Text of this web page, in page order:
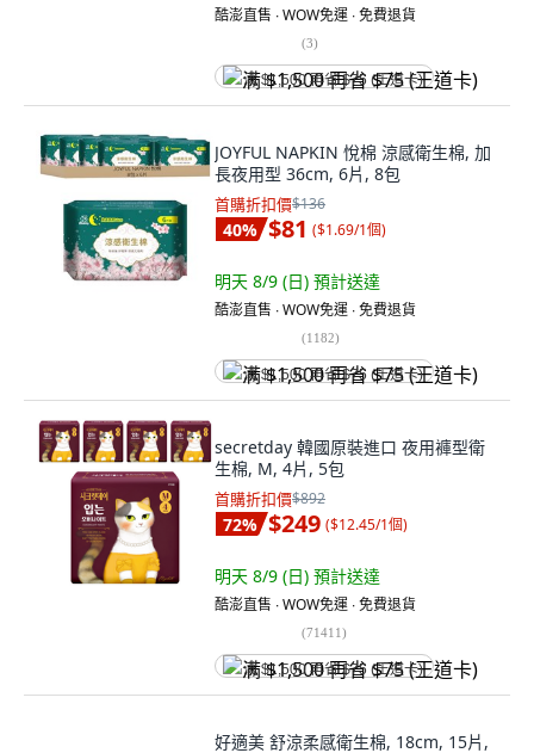
酷澎直售 ∙ WOW免運 ∙ 免費退貨
(3)
满 $1,500 再省 $75 (王道卡)
JOYFUL NAPKIN 悅棉 涼感衛生棉, 加
長夜用型 36cm, 6片, 8包
首購折扣價$136
40% $81 ($1.69/1個)
明天 8/9 (日) 預計送達
酷澎直售 ∙ WOW免運 ∙ 免費退貨
(1182)
满 $1,500 再省 $75 (王道卡)
secretday 韓國原裝進口 夜用褲型衛
生棉, M, 4片, 5包
首購折扣價$892
72% $249 ($12.45/1個)
明天 8/9 (日) 預計送達
酷澎直售 ∙ WOW免運 ∙ 免費退貨
(71411)
满 $1,500 再省 $75 (王道卡)
好適美 舒涼柔感衛生棉, 18cm, 15片,